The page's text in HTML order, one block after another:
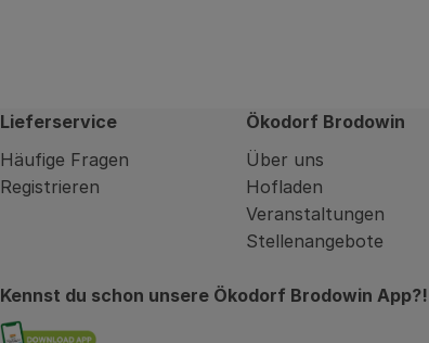
Lieferservice
Häufige Fragen
Registrieren
Ökodorf Brodowin
Über uns
Hofladen
Veranstaltungen
Stellenangebote
Kennst du schon unsere Ökodorf Brodowin App?!
Externer Link zu https://brodowin.de/